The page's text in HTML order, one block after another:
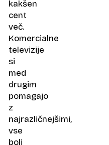
kakšen
cent
več.
Komercialne
televizije
si
med
drugim
pomagajo
z
najrazličnejšimi,
vse
bolj